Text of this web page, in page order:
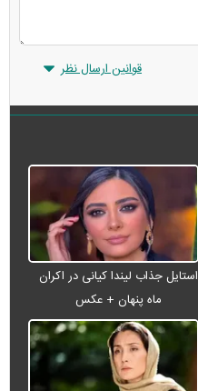
قوانین ارسال نظر
استایل جذاب لیندا کیانی در اکران
ماه پنهان + عکس